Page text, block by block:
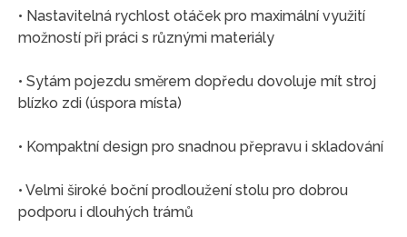
• Nastavitelná rychlost otáček pro maximální využití
možností při práci s různými materiály
• Sytám pojezdu směrem dopředu dovoluje mít stroj
blízko zdi (úspora místa)
• Kompaktní design pro snadnou přepravu i skladování
• Velmi široké boční prodloužení stolu pro dobrou
podporu i dlouhých trámů